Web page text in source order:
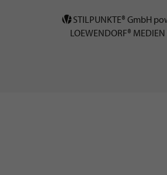
STILPUNKTE® GmbH
LOEWENDORF®